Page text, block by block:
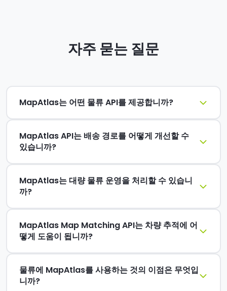
자주 묻는 질문
MapAtlas는 어떤 물류 API를 제공합니까?
MapAtlas API는 배송 경로를 어떻게 개선할 수
있습니까?
MapAtlas는 대량 물류 운영을 처리할 수 있습니
까?
MapAtlas Map Matching API는 차량 추적에 어
떻게 도움이 됩니까?
물류에 MapAtlas를 사용하는 것의 이점은 무엇입
니까?